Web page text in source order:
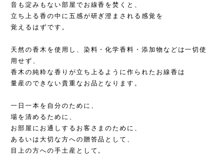
音も淀みもない部屋でお線香を焚くと、
立ち上る香の中に五感が研ぎ澄まされる感覚を
覚えるはずです。
天然の香木を使用し、染料・化学香料・添加物などは一切使
用せず、
香木の純粋な香りが立ち上るように作られたお線香は
量産のできない貴重なお品となります。
一日一本を自分のために、
場を清めるために、
お部屋にお通しするお客さまのために、
あるいは大切な方への贈答品として、
目上の方への手土産として。